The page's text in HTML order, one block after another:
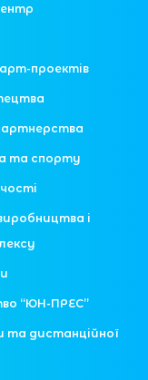
проектів
партнерства
та спорту
і
“ЮН-ПРЕС”
та дистанційної